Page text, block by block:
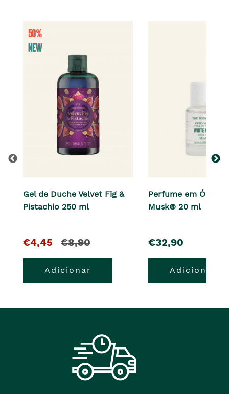
Gel de Duche Velvet Fig &
Pistachio 250 ml
O
pre�o
atual
€4,45
e
o
pre�o
era
€8,90
Adicionar
Perfume em Óleo
Musk® 20 ml
pre�o
€32,90
Adicionar